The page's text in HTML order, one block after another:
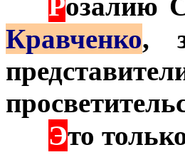
Кравченко,
Это